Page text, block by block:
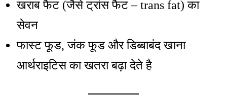
खराब फैट (जैसे ट्रांस फैट – trans fat) का
सेवन
फास्ट फूड, जंक फूड और डिब्बाबंद खाना
आर्थराइटिस का खतरा बढ़ा देते है